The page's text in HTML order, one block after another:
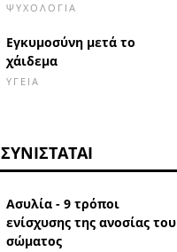
ΨΥΧΟΛΟΓΊΑ
Εγκυμοσύνη μετά το
χάιδεμα
ΥΓΕΊΑ
ΣΥΝΙΣΤΆΤΑΙ
Ασυλία - 9 τρόποι
ενίσχυσης της ανοσίας του
σώματος